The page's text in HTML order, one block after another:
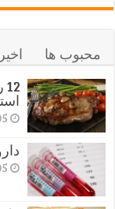
محبوب ها اخیر